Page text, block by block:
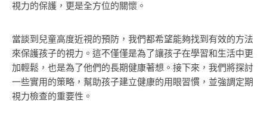
視力的保護，更是全方位的關懷。
當談到兒童高度近視的預防，我們都希望能夠找到有效的方法
來保護孩子的視力。這不僅僅是為了讓孩子在學習和生活中更
加輕鬆，也是為了他們的長期健康著想。接下來，我們將探討
一些實用的策略，幫助孩子建立健康的用眼習慣，並強調定期
視力檢查的重要性。